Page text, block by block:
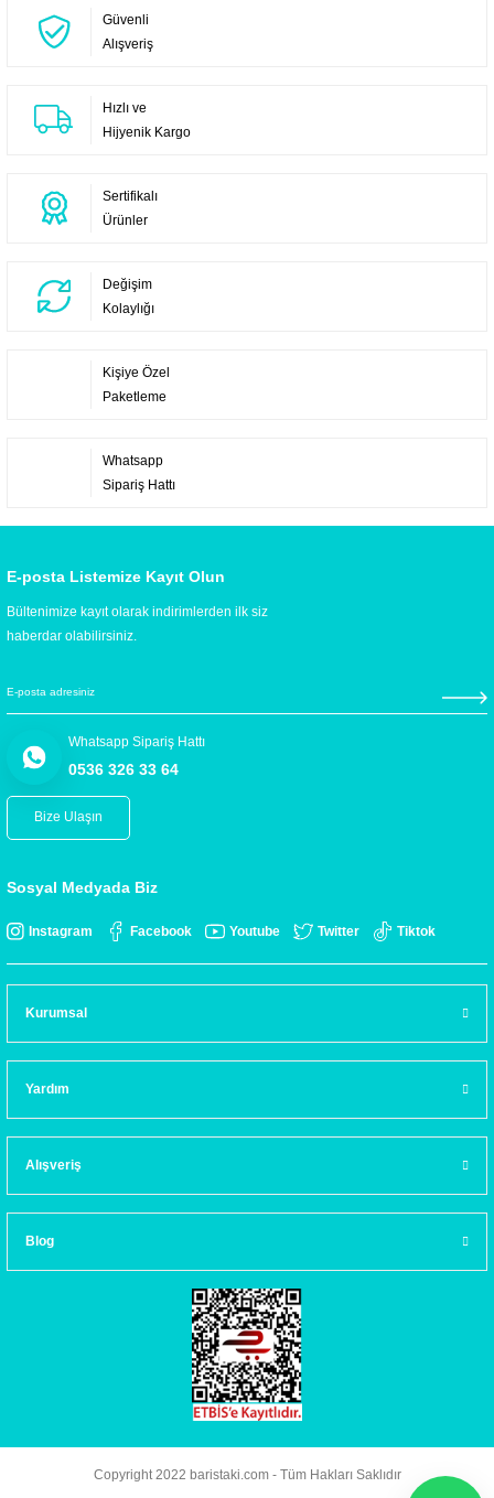
Güvenli
Alışveriş
Hızlı ve
Hijyenik Kargo
Sertifikalı
Ürünler
Değişim
Kolaylığı
Kişiye Özel
Paketleme
Whatsapp
Sipariş Hattı
E-posta Listemize Kayıt Olun
Bültenimize kayıt olarak indirimlerden ilk siz
haberdar olabilirsiniz.
Whatsapp Sipariş Hattı
0536 326 33 64
Bize Ulaşın
Sosyal Medyada Biz
Instagram Facebook Youtube Twitter Tiktok
Kurumsal
Yardım
Alışveriş
Blog
Copyright 2022 baristaki.com - Tüm Hakları Saklıdır